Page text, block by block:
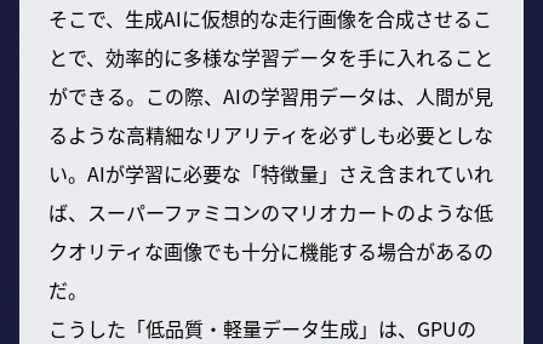
そこで、生成AIに仮想的な走行画像を合成させるこ
とで、効率的に多様な学習データを手に入れること
ができる。この際、AIの学習用データは、人間が見
るような高精細なリアリティを必ずしも必要としな
い。AIが学習に必要な「特徴量」さえ含まれていれ
ば、スーパーファミコンのマリオカートのような低
クオリティな画像でも十分に機能する場合があるの
だ。
こうした「低品質・軽量データ生成」は、GPUの